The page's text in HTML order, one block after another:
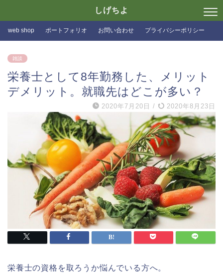
しげちよ
web shop ポートフォリオ お問い合わせ プライバシーポリシー
雑談
栄養士として8年勤務した、メリット
デメリット。就職先はどこが多い？
2020年7月20日 / 2020年8月23日
栄養士の資格を取ろうか悩んでいる方へ。